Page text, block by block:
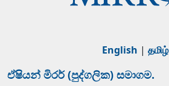
English | தமிழ்
ඒෂියන් මිරර් (පුද්ගලික) සමාගම.